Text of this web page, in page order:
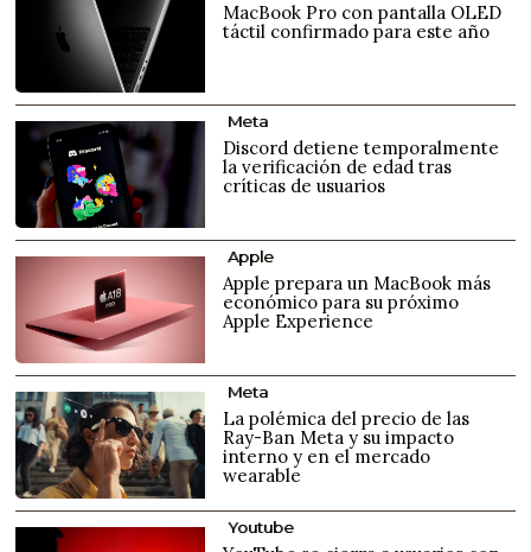
MacBook Pro con pantalla OLED
táctil confirmado para este año
Meta
Discord detiene temporalmente
la verificación de edad tras
críticas de usuarios
Apple
Apple prepara un MacBook más
económico para su próximo
Apple Experience
Meta
La polémica del precio de las
Ray-Ban Meta y su impacto
interno y en el mercado
wearable
Youtube